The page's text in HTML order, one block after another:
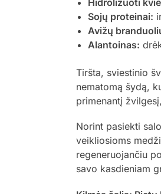
Hidrolizuoti
Sojų proteinai:
Avižų
Alantoinas:
Tiršta, sviestinio
nematomą šydą,
primenantį
Norint pasiekti
veikliosioms
regeneruojančiu
savo kasdieniam